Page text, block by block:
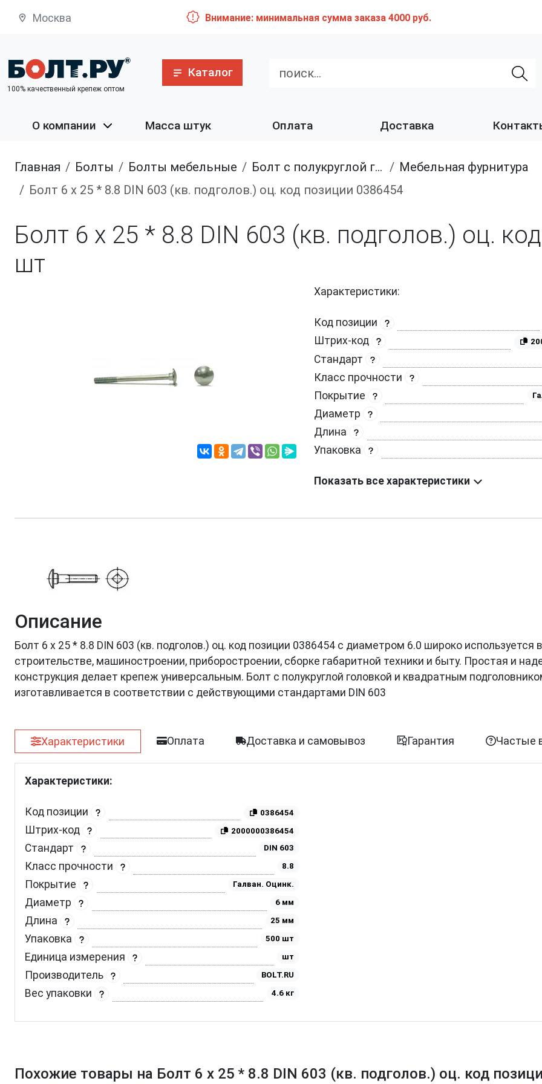
Москва Внимание: минимальная сумма заказа 4000 руб.
100% качественный крепеж оптом
Каталог
О компании Масса штук Оплата Доставка
Главная болты болты мебельные Болт с полукруглой головкой и квадратным подголовником
Мебельная фурнитура
Болт 6 х 25 * 8.8 DIN 603 (кв. подголов.) оц. код позиции 0386454
Болт 6 х 25 * 8.8 DIN 603 (кв. подголов.) оц.
шт
Характеристики:
Код позиции
Штрих-код
Стандарт
Класс прочности
Покрытие
Диаметр
Длина
Упаковка
Показать все характеристики
Описание
Болт 6 х 25 * 8.8 DIN 603 (кв. подголов.) оц. код позиции 0386454 с диаметром 6.0 широко используется в
строительстве, машиностроении, приборостроении, сборке габаритной техники и быту. Простая и
конструкция делает крепеж универсальным. Болт с полукруглой головкой и квадратным
изготавливается в соответствии с действующими стандартами DIN 603
Характеристики Оплата Доставка и самовывоз Гарантия Частые
Характеристики:
Код позиции 0386454
Штрих-код 2000000386454
Стандарт DIN 603
Класс прочности 8.8
Покрытие Галван. Оцинк.
Диаметр 6 мм
Длина 25 мм
Упаковка 500 шт
Единица измерения шт
Производитель BOLT.RU
Вес упаковки 4.6 кг
Похожие товары на Болт 6 х 25 * 8.8 DIN 603 (кв. подголов.) оц. код